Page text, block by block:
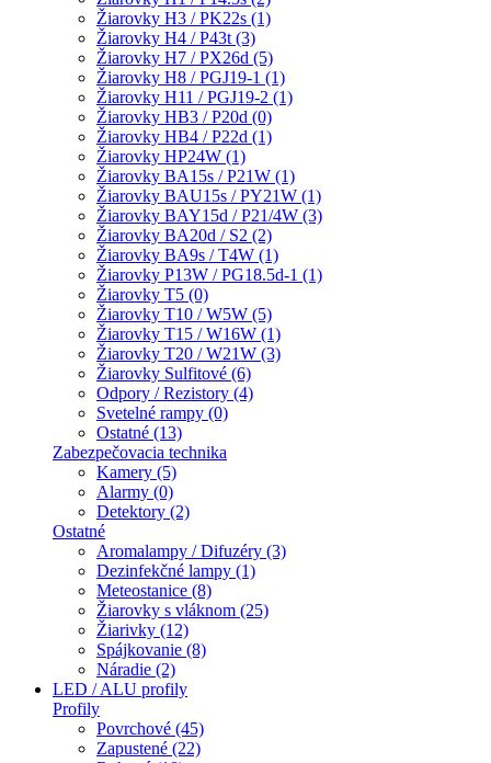
Žiarovky H3 / PK22s (1)
Žiarovky H4 / P43t (3)
Žiarovky H7 / PX26d (5)
Žiarovky H8 / PGJ19-1 (1)
Žiarovky H11 / PGJ19-2 (1)
Žiarovky HB3 / P20d (0)
Žiarovky HB4 / P22d (1)
Žiarovky HP24W (1)
Žiarovky BA15s / P21W (1)
Žiarovky BAU15s / PY21W (1)
Žiarovky BAY15d / P21/4W (3)
Žiarovky BA20d / S2 (2)
Žiarovky BA9s / T4W (1)
Žiarovky P13W / PG18.5d-1 (1)
Žiarovky T5 (0)
Žiarovky T10 / W5W (5)
Žiarovky T15 / W16W (1)
Žiarovky T20 / W21W (3)
Žiarovky Sulfitové (6)
Odpory / Rezistory (4)
Svetelné rampy (0)
Ostatné (13)
Zabezpečovacia technika
Kamery (5)
Alarmy (0)
Detektory (2)
Ostatné
Aromalampy / Difuzéry (3)
Dezinfekčné lampy (1)
Meteostanice (8)
Žiarovky s vláknom (25)
Žiarivky (12)
Spájkovanie (8)
Náradie (2)
LED / ALU profily
Profily
Povrchové (45)
Zapustené (22)